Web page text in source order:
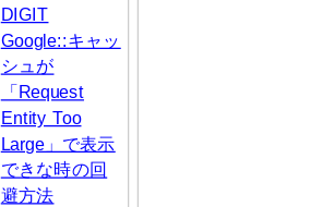
DIGIT
Google::キャッ
シュが
「Request
Entity Too
Large」で表示
できな時の回
避方法